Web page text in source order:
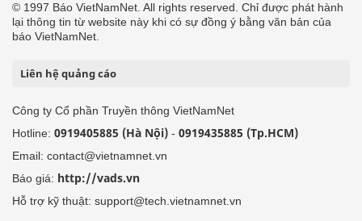
© 1997 Báo VietNamNet. All rights reserved. Chỉ được phát hành
lại thông tin từ website này khi có sự đồng ý bằng văn bản của
báo VietNamNet.
Liên hệ quảng cáo
Công ty Cổ phần Truyền thông VietNamNet
Hotline: 0919405885 (Hà Nội) - 0919435885 (Tp.HCM)
Email: contact@vietnamnet.vn
Báo giá: http://vads.vn
Hỗ trợ kỹ thuật: support@tech.vietnamnet.vn